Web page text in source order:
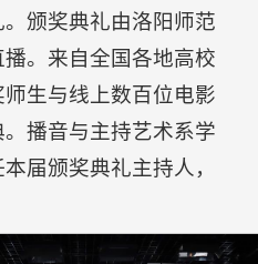
颁奖典礼由洛阳师范
。来自全国各地高校
生与线上数百位电影
播音与主持艺术系学
届颁奖典礼主持人，